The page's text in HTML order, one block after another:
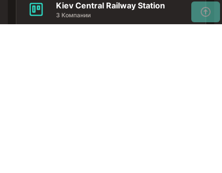
Kiev Central Railway Station
3 Компании